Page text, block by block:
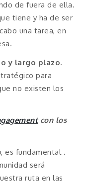
de fuera de ella.
tiene y ha de ser
una tarea, en
y largo plazo.
para
no existen los
con los
es fundamental .
será
ruta en las